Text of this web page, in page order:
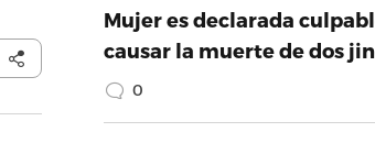
Mujer es declarada
causar la muerte de dos
0